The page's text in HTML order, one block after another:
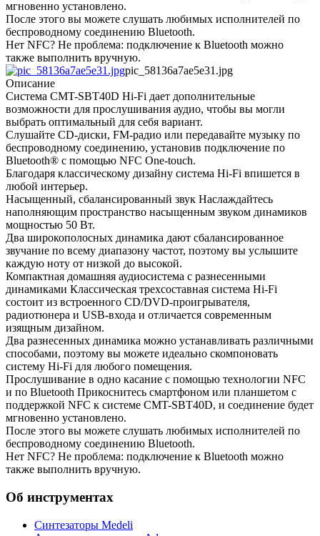
мгновенно установлено.
После этого вы можете слушать любимых исполнителей по
беспроводному соединению Bluetooth.
Нет NFC? Не проблема: подключение к Bluetooth можно
также выполнить вручную.
pic_58136a7ae5e31.jpg
Описание
Система CMT-SBT40D Hi-Fi дает дополнительные
возможности для прослушивания аудио, чтобы вы могли
выбрать оптимальный для себя вариант.
Слушайте CD-диски, FM-радио или передавайте музыку по
беспроводному соединению, установив подключение по
Bluetooth® с помощью NFC One-touch.
Благодаря классическому дизайну система Hi-Fi впишется в
любой интерьер.
Насыщенный, сбалансированный звук Наслаждайтесь
наполняющим пространство насыщенным звуком динамиков
мощностью 50 Вт.
Два широкополосных динамика дают сбалансированное
звучание по всему диапазону частот, поэтому вы услышите
каждую ноту от низкой до высокой.
Компактная домашняя аудиосистема с разнесенными
динамиками Классическая трехсоставная система Hi-Fi
состоит из встроенного CD/DVD-проигрывателя,
радиотюнера и USB-входа и отличается современным
изящным дизайном.
Два разнесенных динамика можно устанавливать различными
способами, поэтому вы можете идеально скомпоновать
систему Hi-Fi для любого помещения.
Прослушивание в одно касание с помощью технологии NFC
и по Bluetooth Прикоснитесь смартфоном или планшетом с
поддержкой NFC к системе CMT-SBT40D, и соединение будет
мгновенно установлено.
После этого вы можете слушать любимых исполнителей по
беспроводному соединению Bluetooth.
Нет NFC? Не проблема: подключение к Bluetooth можно
также выполнить вручную.
Об инструментах
Синтезаторы Мedeli